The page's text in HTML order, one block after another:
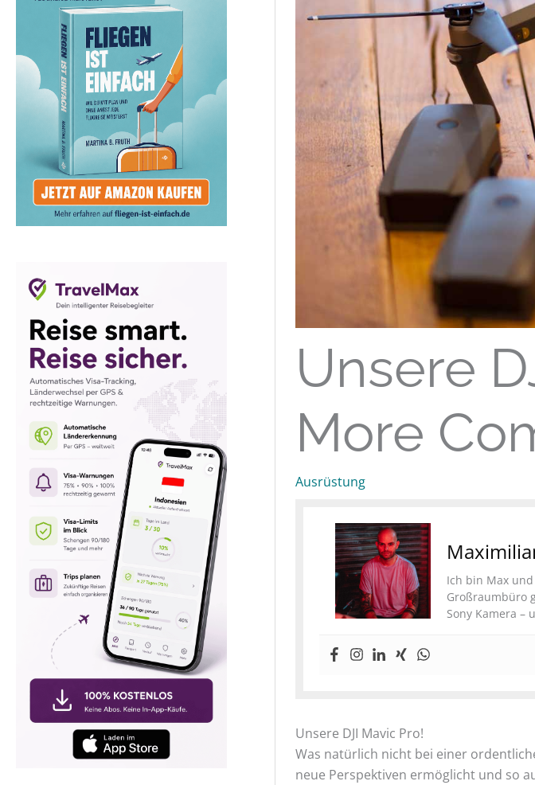
Unsere
More
Ausrüstung
Ich bin Max
Großraumbüro
Sony Kamera –
Unsere DJI Mavic Pro!
Was natürlich nicht bei einer
neue Perspektiven ermöglicht und so